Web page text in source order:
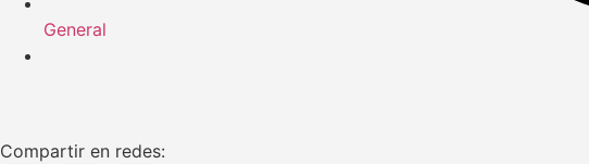
General
Compartir en redes: